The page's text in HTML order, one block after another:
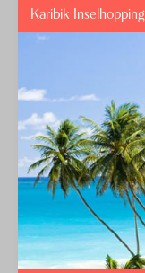
Karibik Inselhopping